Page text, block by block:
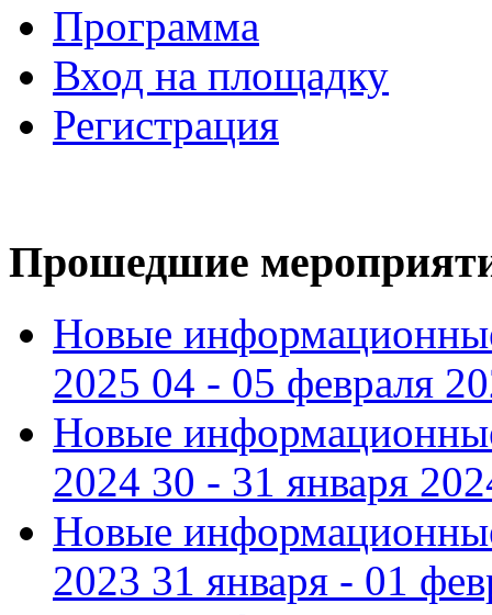
Программа
Вход на площадку
Регистрация
Прошедшие
Новые
2025 04 - 05 февраля
Новые
2024 30 - 31 января
Новые
2023 31 января - 01